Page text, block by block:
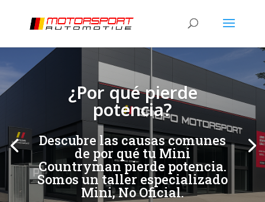
¿Por qué pierde
potencia?
Descubre las causas comunes
de por qué tu Mini
Countryman pierde potencia.
Somos un taller especializado
Mini, No Oficial.
[/et_pb_slide][/et_pb_slide]